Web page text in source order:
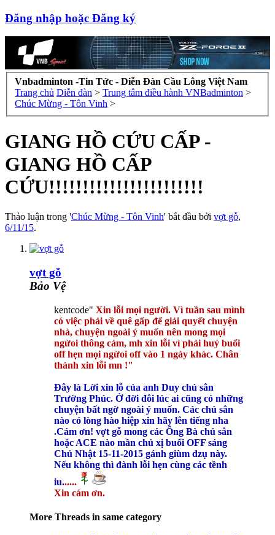
Đăng nhập hoặc Đăng ký
Vnbadminton -Tin Tức - Diễn Đàn Cầu Lông Việt Nam
Trang chủ Diễn đàn > Trung tâm điều hành VNBadminton >
Chúc Mừng - Tôn Vinh >
GIANG HỒ CỨU CẤP -
GIANG HỒ CẤP
CỨU!!!!!!!!!!!!!!!!!!!!!!!
Thảo luận trong 'Chúc Mừng - Tôn Vinh' bắt đầu bởi vợt gỗ,
6/11/15.
vợt gỗ
Bảo Vệ
kentcode" Xin lỗi mọi người. Vì tuần sau mình
có việc phải về quê gấp để giải quyết chuyện
nhà, chuyện ngoài ý muốn nên mong mọi
ngừoi thông cảm, mh xin lỗi vì phải huỷ buổi
off hẹn mọi ngừoi off vào 1 ngày khác. Chân
thành xin lỗi mn !"
Đây là Lời xin lỗ của anh Duy chủ sân
Trường Phúc. Ở đời đôi lúc ai cũng có những
chuyện bất ngờ ngoài ý muốn. Các chủ sân
nào có lòng hào hiệp xin hãy lên tiếng nha
.Cám ơn! vợt gỗ mong các Ông Bà chủ sân
hoặc ACE nào mần chủ xị buổi OFF sáng
Chủ Nhật 15-11-2015 gánh giùm dzụ này.
Nếu không thì đành lỗi hẹn cùng các tềnh
iu......
Xin cám ơn.
More Threads in same category